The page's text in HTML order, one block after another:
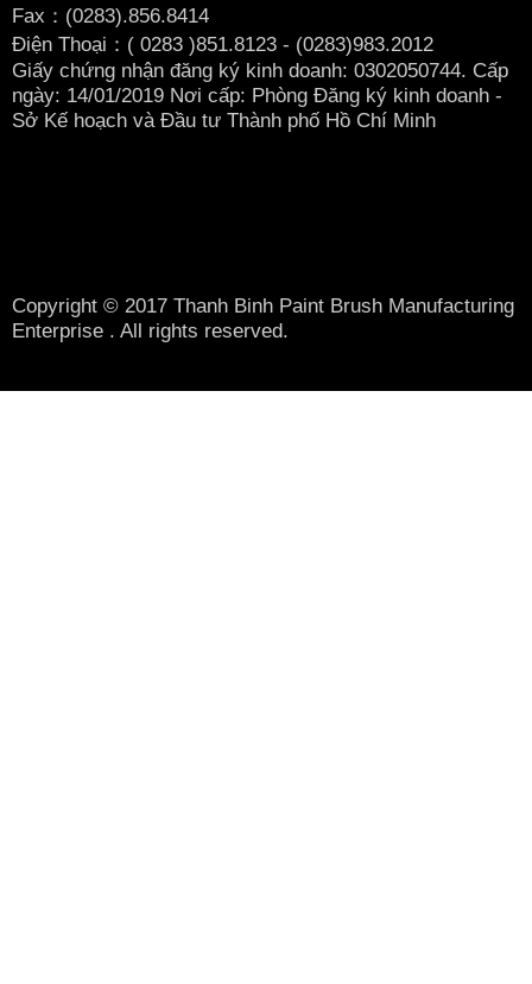
Fax：(0283).856.8414
Điện Thoại：( 0283 )851.8123 - (0283)983.2012
Giấy chứng nhận đăng ký kinh doanh: 0302050744. Cấp
ngày: 14/01/2019 Nơi cấp: Phòng Đăng ký kinh doanh -
Sở Kế hoạch và Đầu tư Thành phố Hồ Chí Minh
Copyright © 2017 Thanh Binh Paint Brush Manufacturing
Enterprise . All rights reserved.